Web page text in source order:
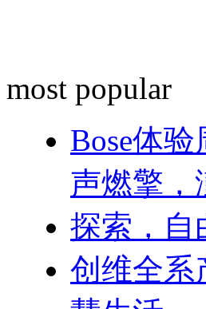
most popular
Bose体
声燃擎，
探索，自
创维全系